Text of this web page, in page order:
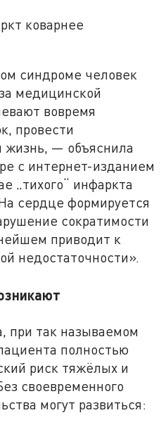
коварнее
синдроме человек
медицинской
вовремя
провести
жизнь, — объяснила
с интернет-изданием
„тихого“ инфаркта
сердце формируется
сократимости
приводит к
недостаточности».
при так называемом
полностью
риск тяжёлых и
своевременного
могут развиться: